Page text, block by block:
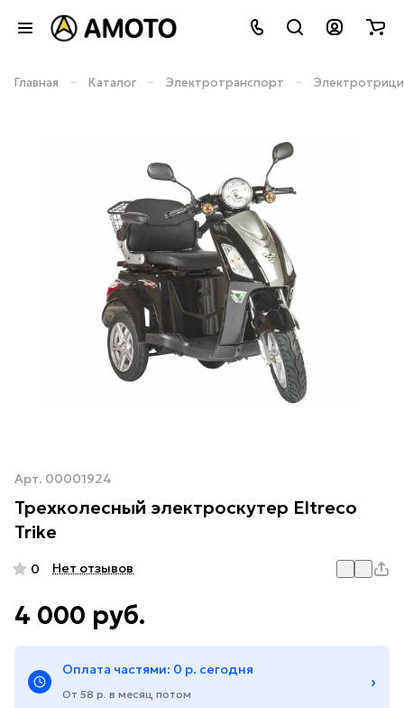
Главная – Каталог – Электротранспорт –
Арт. 00001924
Трехколесный электроскутер Eltreco
Trike
0 Нет отзывов
4 000 руб.
Оплата частями: 0 р. сегодня
От 58 р. в месяц потом
›